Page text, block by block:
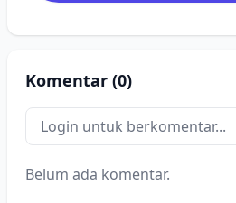
Komentar (0)
Belum ada komentar.